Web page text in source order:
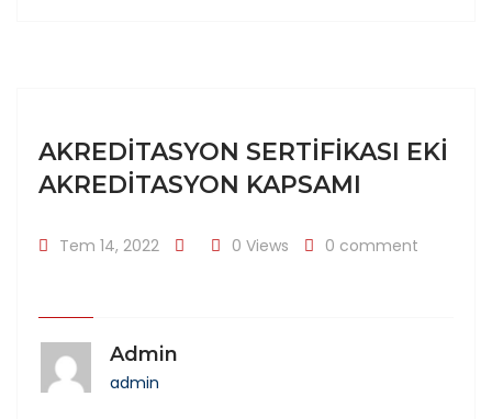
AKREDITASYON SERTIFIKASI EKI
AKREDITASYON KAPSAMI
Tem 14, 2022 0 Views 0 comment
Admin
admin